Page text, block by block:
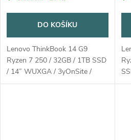
DO KOŠÍKU
Lenovo ThinkBook 14 G9
Ryzen 7 250 / 32GB / 1TB SSD
/ 14” WUXGA / 3yOnSite /
Win11 Home / šedá